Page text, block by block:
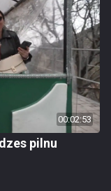
00:02:53
pilnu